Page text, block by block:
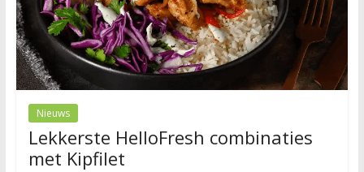
Nieuws
Lekkerste HelloFresh combinaties
met Kipfilet